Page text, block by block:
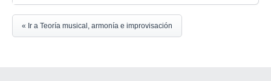
« Ir a Teoría musical, armonía e improvisación